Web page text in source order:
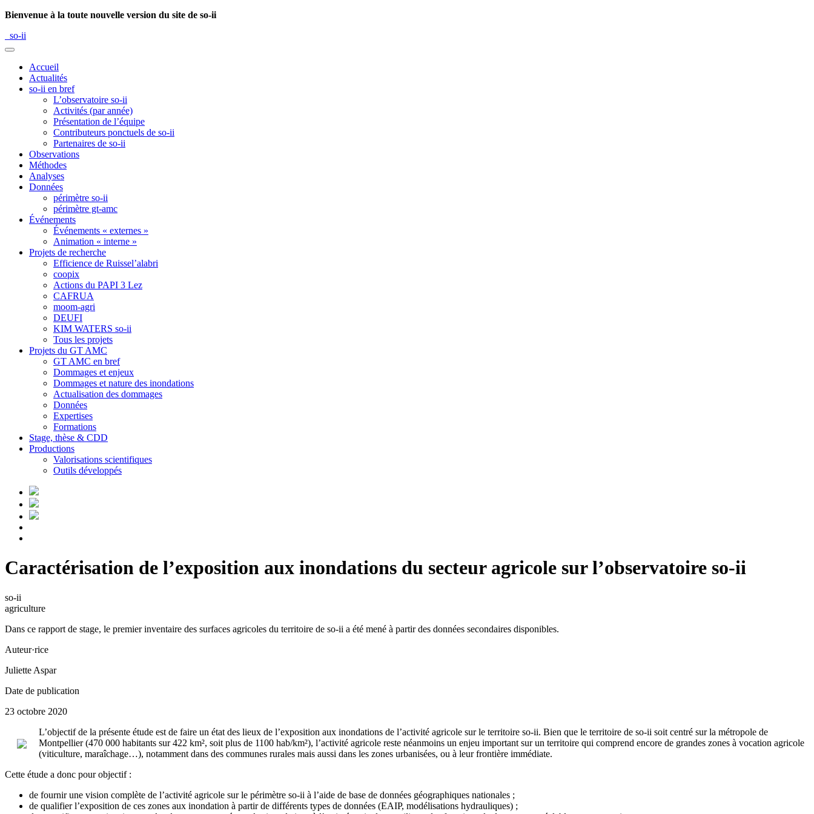
Bienvenue à la toute nouvelle version du site de so-ii
so-ii
Accueil
Actualités
so-ii en bref
L’observatoire so-ii
Activités (par année)
Présentation de l’équipe
Contributeurs ponctuels de so-ii
Partenaires de so-ii
Observations
Méthodes
Analyses
Données
périmètre so-ii
périmètre gt-amc
Événements
Événements « externes »
Animation « interne »
Projets de recherche
Efficience de Ruissel’alabri
coopix
Actions du PAPI 3 Lez
CAFRUA
moom-agri
DEUFI
KIM WATERS so-ii
Tous les projets
Projets du GT AMC
GT AMC en bref
Dommages et enjeux
Dommages et nature des inondations
Actualisation des dommages
Données
Expertises
Formations
Stage, thèse & CDD
Productions
Valorisations scientifiques
Outils développés
Caractérisation de l’exposition aux inondations du secteur agricole sur l’observatoire so-ii
so-ii
agriculture
Dans ce rapport de stage, le premier inventaire des surfaces agricoles du territoire de so-ii a été mené à partir des données secondaires disponibles.
Auteur·rice
Juliette Aspar
Date de publication
23 octobre 2020
L’objectif de la présente étude est de faire un état des lieux de l’exposition aux inondations de l’activité agricole sur le territoire so-ii. Bien que le territoire de so-ii soit centré sur la métropole de
Montpellier (470 000 habitants sur 422 km², soit plus de 1100 hab/km²), l’activité agricole reste néanmoins un enjeu important sur un territoire qui comprend encore de grandes zones à vocation agricole
(viticulture, maraîchage…), notamment dans des communes rurales mais aussi dans les zones urbanisées, ou à leur frontière immédiate.
Cette étude a donc pour objectif :
de fournir une vision complète de l’activité agricole sur le périmètre so-ii à l’aide de base de données géographiques nationales ;
de qualifier l’exposition de ces zones aux inondation à partir de différents types de données (EAIP, modélisations hydrauliques) ;